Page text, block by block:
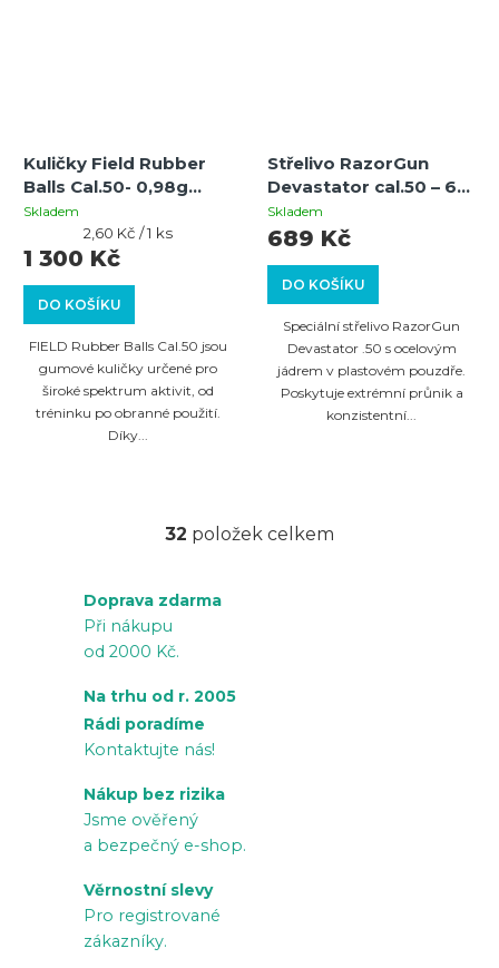
Kuličky Field Rubber
Balls Cal.50- 0,98g
žluté- 500 ks
Skladem
DO KOŠÍKU
1 300 Kč
Měrná
cena:
2,60 Kč / 1 ks
FIELD Rubber Balls Cal.50 jsou
gumové kuličky určené pro
široké spektrum aktivit, od
tréninku po obranné použití.
Díky...
Střelivo RazorGun
Devastator cal.50 – 60
ks | Destruktivní
kuličky s ocelovým
Skladem
DO KOŠÍKU
689 Kč
Speciální střelivo RazorGun
Devastator .50 s ocelovým
jádrem v plastovém pouzdře.
Poskytuje extrémní průnik a
konzistentní...
O
32 položek celkem
Doprava zdarma
Při nákupu
od 2000 Kč.
Na trhu od r. 2005
Rádi poradíme
Kontaktujte nás!
Nákup bez rizika
Jsme ověřený
a bezpečný e-shop.
Věrnostní slevy
Pro registrované
zákazníky.